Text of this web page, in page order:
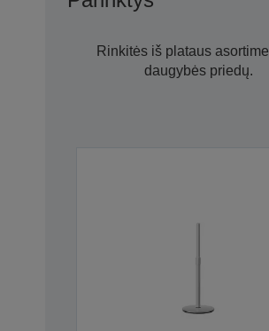
Rinkitės iš plataus
daugybės priedų.